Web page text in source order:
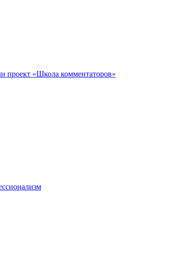
проект «Школа комментаторов»